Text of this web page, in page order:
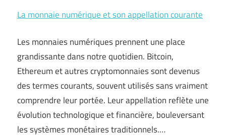
La monnaie numérique et son appellation courante
Les monnaies numériques prennent une place
grandissante dans notre quotidien. Bitcoin,
Ethereum et autres cryptomonnaies sont devenus
des termes courants, souvent utilisés sans vraiment
comprendre leur portée. Leur appellation reflète une
évolution technologique et financière, bouleversant
les systèmes monétaires traditionnels.…